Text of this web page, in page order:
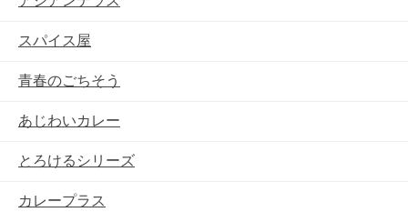
スパイス屋
青春のごちそう
あじわいカレー
とろけるシリーズ
カレープラス